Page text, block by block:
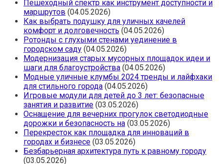
Пешеходный спектр как инструмент доступности и
маршрутов (04.05.2026)
Как выбрать подушку для уличных качелей
комфорт и долговечность (04.05.2026)
Ротонды с глухыми стенами уединение в
городском саду (04.05.2026)
Модернизация старых мусорных площадок идеи и
шаги для благоустройства (04.05.2026)
Модные уличные клумбы 2024 тренды и лайфхаки
для стильного города (04.05.2026)
Игровые модули для детей до 3 лет: безопасные
занятия и развитие (03.05.2026)
Оснащение для вечерних прогулок светодиодные
дорожки и безопасность на (03.05.2026)
Перекресток как площадка для инноваций в
городах и бизнесе (03.05.2026)
Безбарьерная архитектура путь к равному городу
(03.05.2026)